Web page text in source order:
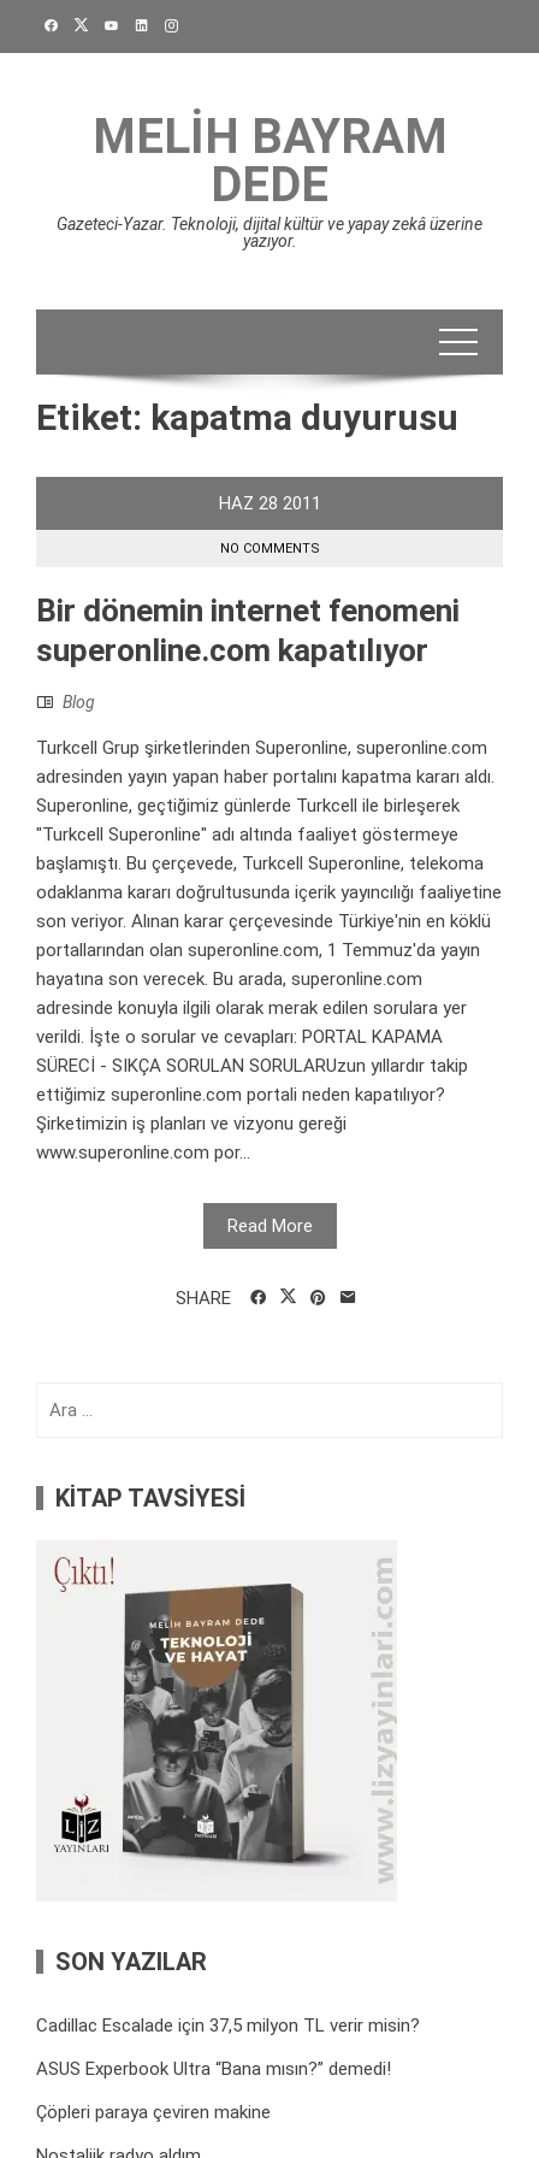
MELIH BAYRAM
DEDE
Gazeteci-Yazar. Teknoloji, dijital kültür ve yapay zekâ üzerine
yazıyor.
Etiket: kapatma duyurusu
HAZ 28 2011
NO COMMENTS
Bir dönemin internet fenomeni
superonline.com kapatılıyor
Blog
Turkcell Grup şirketlerinden Superonline, superonline.com
adresinden yayın yapan haber portalını kapatma kararı aldı.
Superonline, geçtiğimiz günlerde Turkcell ile birleşerek
"Turkcell Superonline" adı altında faaliyet göstermeye
başlamıştı. Bu çerçevede, Turkcell Superonline, telekoma
odaklanma kararı doğrultusunda içerik yayıncılığı faaliyetine
son veriyor. Alınan karar çerçevesinde Türkiye'nin en köklü
portallarından olan superonline.com, 1 Temmuz'da yayın
hayatına son verecek. Bu arada, superonline.com
adresinde konuyla ilgili olarak merak edilen sorulara yer
verildi. İşte o sorular ve cevapları: PORTAL KAPAMA
SÜRECİ - SIKÇA SORULAN SORULARUzun yıllardır takip
ettiğimiz superonline.com portali neden kapatılıyor?
Şirketimizin iş planları ve vizyonu gereği
www.superonline.com por...
Read More
SHARE
KİTAP TAVSİYESİ
SON YAZILAR
Cadillac Escalade için 37,5 milyon TL verir misin?
ASUS Experbook Ultra “Bana mısın?” demedi!
Çöpleri paraya çeviren makine